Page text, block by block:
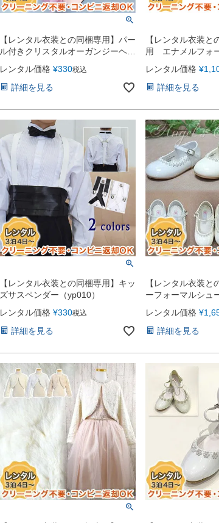
【レンタル衣装との同梱専用】パー
ル付きクリスタルオーガンジーヘク
レンタル価格 ¥330税込
詳細を見る
【レンタル衣装と
用 エナメルフォ
（マジックテープ
レンタル価格 ¥
詳細を見る
【レンタル衣装との同梱専用】キッ
ズサスペンダー（yp010）
レンタル価格 ¥330税込
詳細を見る
【レンタル衣装と
ーフォーマルシュ
ラインストーン
15cm 16cm 【子供
発表会 フォーマ
ドレス用 】 生成
レンタル価格 ¥
詳細を見る